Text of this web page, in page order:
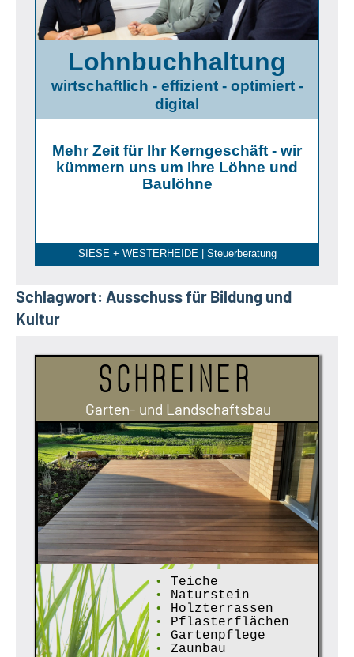
Lohnbuchhaltung
wirtschaftlich - effizient - optimiert -
digital
Mehr Zeit für Ihr Kerngeschäft - wir
kümmern uns um Ihre Löhne und
Baulöhne
SIESE + WESTERHEIDE | Steuerberatung
Schlagwort: Ausschuss für Bildung und
Kultur
Schreiner
Garten- und Landschaftsbau
•
Teiche
•
Naturstein
•
Holzterrassen
•
Pflasterflächen
•
Gartenpflege
•
Zaunbau